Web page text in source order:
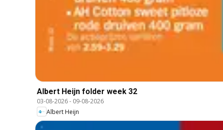
Albert Heijn folder week 32
03-08-2026- 09-08-2026
Albert Heijn